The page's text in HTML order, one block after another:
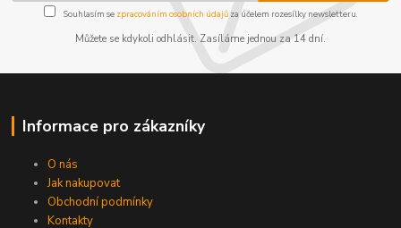
Souhlasím se zpracováním osobních údajůza účelem rozesílky newsletteru.
Můžete se kdykoli odhlásit. Zasíláme jednou za 14 dní.
Informace pro zákazníky
O nás
Jak nakupovat
Obchodní podmínky
Kontakty